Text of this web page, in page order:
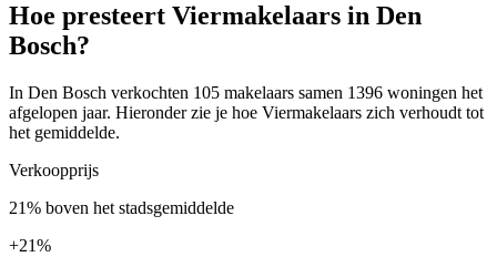
Hoe presteert Viermakelaars in Den
Bosch?
In Den Bosch verkochten 105 makelaars samen 1396 woningen het
afgelopen jaar. Hieronder zie je hoe Viermakelaars zich verhoudt tot
het gemiddelde.
Verkoopprijs
21% boven het stadsgemiddelde
+21%